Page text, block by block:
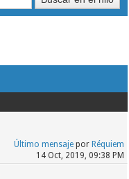
Último mensajepor Réquiem
14 Oct, 2019, 09:38 PM